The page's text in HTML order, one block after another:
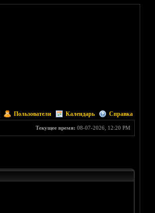
Пользователи Календарь Справка
Текущее время: 08-07-2026, 12:20 PM